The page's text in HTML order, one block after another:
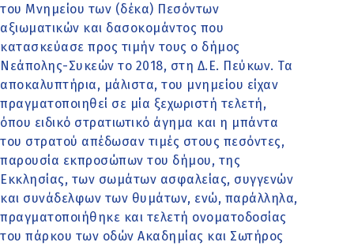
του Μνημείου των (δέκα) Πεσόντων
αξιωματικών και δασοκομάντος που
κατασκεύασε προς τιμήν τους ο δήμος
Νεάπολης-Συκεών το 2018, στη Δ.Ε. Πεύκων. Τα
αποκαλυπτήρια, μάλιστα, του μνημείου είχαν
πραγματοποιηθεί σε μία ξεχωριστή τελετή,
όπου ειδικό στρατιωτικό άγημα και η μπάντα
του στρατού απέδωσαν τιμές στους πεσόντες,
παρουσία εκπροσώπων του δήμου, της
Εκκλησίας, των σωμάτων ασφαλείας, συγγενών
και συνάδελφων των θυμάτων, ενώ, παράλληλα,
πραγματοποιήθηκε και τελετή ονοματοδοσίας
του πάρκου των οδών Ακαδημίας και Σωτήρος